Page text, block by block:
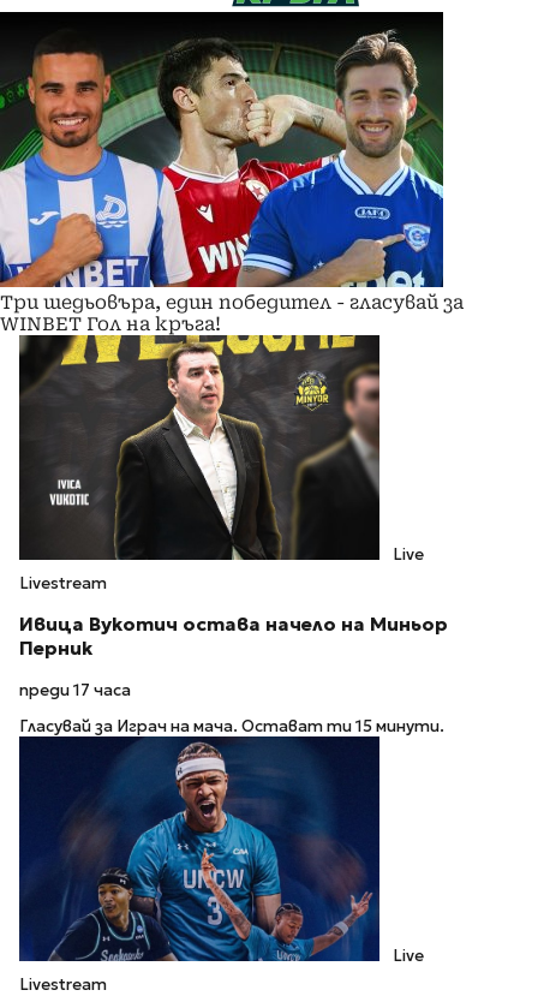
Три шедьовъра, един победител - гласувай за
WINBET Гол на кръга!
Live
Livestream
Ивица Вукотич остава начело на Миньор
Перник
преди 17 часа
Гласувай за Играч на мача. Остават ти 15 минути.
Live
Livestream